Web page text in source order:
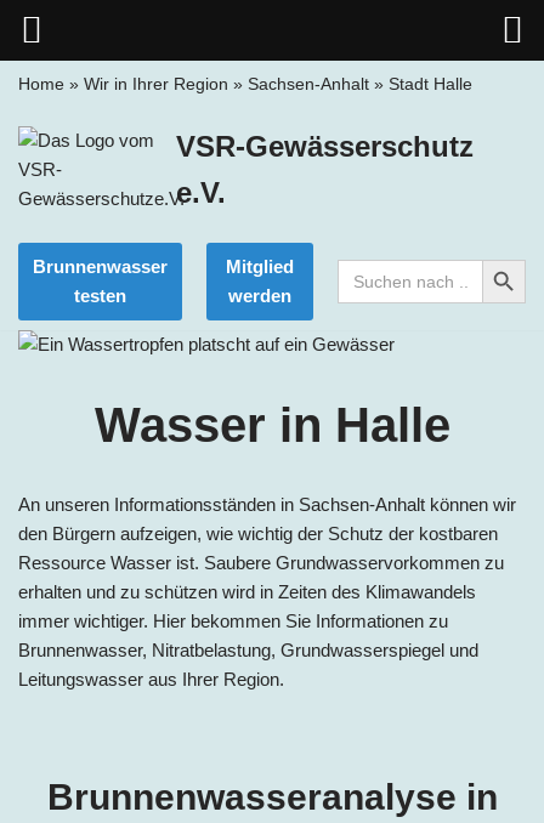
Zum
Home » Wir in Ihrer Region » Sachsen-Anhalt » Stadt Halle
VSR-Gewässerschutz
e.V.
Brunnenwasser
testen
Mitglied
werden
Search
for:
Search Button
Wasser in Halle
An unseren Informationsständen in Sachsen-Anhalt können wir
den Bürgern aufzeigen, wie wichtig der Schutz der kostbaren
Ressource Wasser ist. Saubere Grundwasservorkommen zu
erhalten und zu schützen wird in Zeiten des Klimawandels
immer wichtiger. Hier bekommen Sie Informationen zu
Brunnenwasser, Nitratbelastung, Grundwasserspiegel und
Leitungswasser aus Ihrer Region.
Brunnenwasseranalyse in